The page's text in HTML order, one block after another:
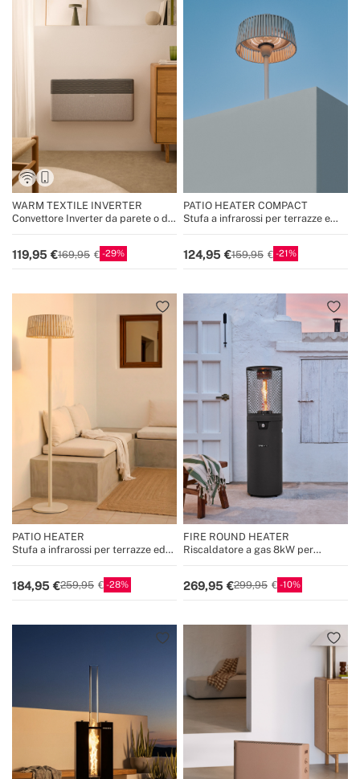
WARM TEXTILE INVERTER
Convettore Inverter da parete o da
119,95 169,95 29
PATIO HEATER COMPACT
Stufa a infrarossi per terrazze e
124,95 159,95 21
PATIO HEATER
Stufa a infrarossi per terrazze ed
184,95 259,95 28
FIRE ROUND HEATER
Riscaldatore a gas 8kW per
269,95 299,95 10